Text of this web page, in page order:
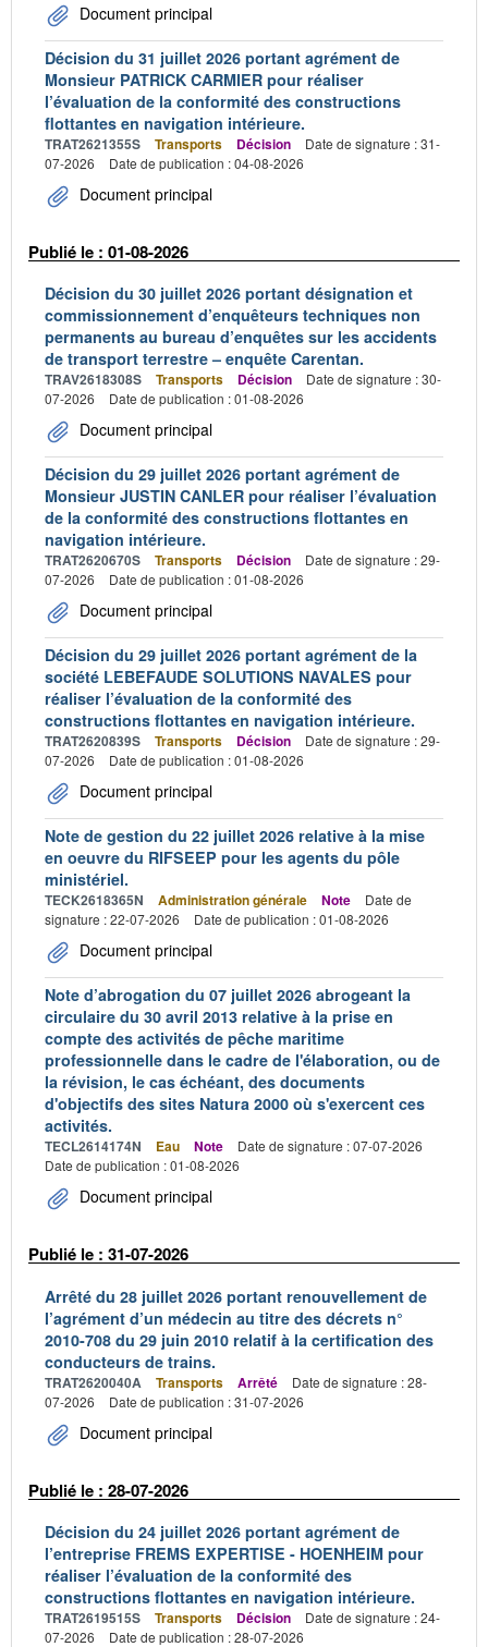
Document principal
Décision du 31 juillet 2026 portant agrément de
Monsieur PATRICK CARMIER pour réaliser
l’évaluation de la conformité des constructions
flottantes en navigation intérieure.
TRAT2621355S Transports Décision
Date de signature : 31-
07-2026
Date de publication : 04-08-2026
Document principal
Publié le : 01-08-2026
Décision du 30 juillet 2026 portant désignation et
commissionnement d’enquêteurs techniques non
permanents au bureau d’enquêtes sur les accidents
de transport terrestre – enquête Carentan.
TRAV2618308S Transports Décision
Date de signature : 30-
07-2026
Date de publication : 01-08-2026
Document principal
Décision du 29 juillet 2026 portant agrément de
Monsieur JUSTIN CANLER pour réaliser l’évaluation
de la conformité des constructions flottantes en
navigation intérieure.
TRAT2620670S Transports Décision
Date de signature : 29-
07-2026
Date de publication : 01-08-2026
Document principal
Décision du 29 juillet 2026 portant agrément de la
société LEBEFAUDE SOLUTIONS NAVALES pour
réaliser l’évaluation de la conformité des
constructions flottantes en navigation intérieure.
TRAT2620839S Transports Décision
Date de signature : 29-
07-2026
Date de publication : 01-08-2026
Document principal
Note de gestion du 22 juillet 2026 relative à la mise
en oeuvre du RIFSEEP pour les agents du pôle
ministériel.
TECK2618365N Administration générale Note
Date de
signature : 22-07-2026
Date de publication : 01-08-2026
Document principal
Note d’abrogation du 07 juillet 2026 abrogeant la
circulaire du 30 avril 2013 relative à la prise en
compte des activités de pêche maritime
professionnelle dans le cadre de l'élaboration, ou de
la révision, le cas échéant, des documents
d'objectifs des sites Natura 2000 où s'exercent ces
activités.
TECL2614174N Eau Note
Date de signature : 07-07-2026
Date de publication : 01-08-2026
Document principal
Publié le : 31-07-2026
Arrêté du 28 juillet 2026 portant renouvellement de
l’agrément d’un médecin au titre des décrets n°
2010-708 du 29 juin 2010 relatif à la certification des
conducteurs de trains.
TRAT2620040A Transports Arrêté
Date de signature : 28-
07-2026
Date de publication : 31-07-2026
Document principal
Publié le : 28-07-2026
Décision du 24 juillet 2026 portant agrément de
l’entreprise FREMS EXPERTISE - HOENHEIM pour
réaliser l’évaluation de la conformité des
constructions flottantes en navigation intérieure.
TRAT2619515S Transports Décision
Date de signature : 24-
07-2026
Date de publication : 28-07-2026